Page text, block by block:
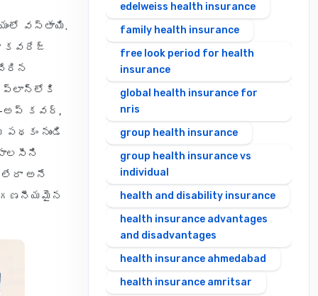
వస్తాయి.
కవరేజ్
ప్లాన్‌లోకి
అప్ కవర్,
నుండి
లేరా అనే
గణనీయమైన
edelweiss health insurance
family health insurance
free look period for health
insurance
global health insurance for
nris
group health insurance
group health insurance vs
individual
health and disability insurance
health insurance advantages
and disadvantages
health insurance ahmedabad
health insurance amritsar